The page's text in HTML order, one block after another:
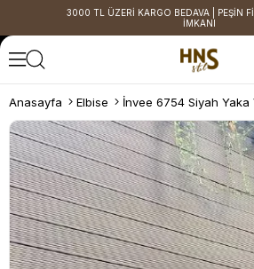
3000 TL ÜZERİ KARGO BEDAVA | PEŞİN
İMKANI
Anasayfa Elbise İnvee 6754 Siyah Yaka